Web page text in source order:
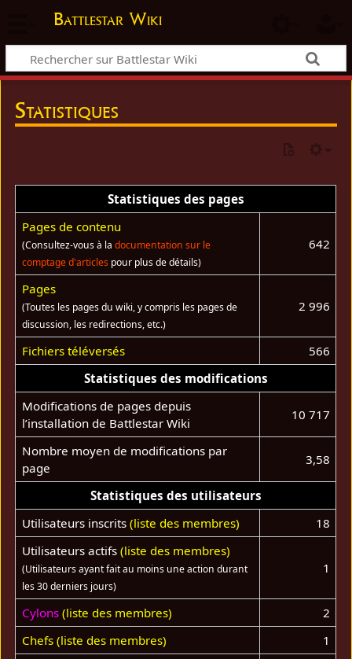
Battlestar Wiki
Statistiques
Statistiques des pages
Pages de contenu
(Consultez-vous à la documentation sur le
comptage d'articlespour plus de détails)
642
Pages
(Toutes les pages du wiki, y compris les pages de
discussion, les redirections, etc.)
2 996
Fichiers téléversés
566
Statistiques des modifications
Modifications de pages depuis
l’installation de Battlestar Wiki
10 717
Nombre moyen de modifications par
page
3,58
Statistiques des utilisateurs
Utilisateurs inscrits (liste des membres)
18
Utilisateurs actifs (liste des membres)
(Utilisateurs ayant fait au moins une action durant
les 30 derniers jours)
1
Cylons (liste des membres)
2
Chefs (liste des membres)
1